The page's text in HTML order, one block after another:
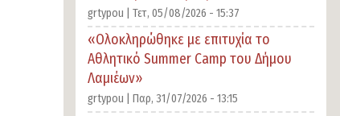
grtypou | Τετ, 05/08/2026 - 15:37
«Ολοκληρώθηκε με επιτυχία το
Αθλητικό Summer Camp του Δήμου
Λαμιέων»
grtypou | Παρ, 31/07/2026 - 13:15